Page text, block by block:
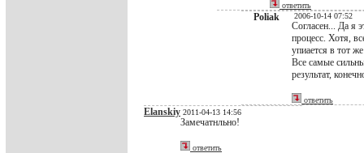
ответить
Poliak 2006-10-14 07:52
Согласен... Да я
процесс. Хотя,
упиается в тот
Все самые
результат,
ответить
Elanskiy 2011-04-13 14:56
Замечатнльно!
ответить